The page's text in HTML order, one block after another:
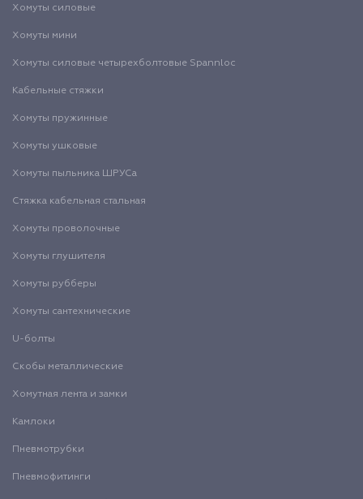
Хомуты силовые
Хомуты мини
Хомуты силовые четырехболтовые Spannloc
Кабельные стяжки
Хомуты пружинные
Хомуты ушковые
Хомуты пыльника ШРУСа
Стяжка кабельная стальная
Хомуты проволочные
Хомуты глушителя
Хомуты рубберы
Хомуты сантехнические
U-болты
Скобы металлические
Хомутная лента и замки
Камлоки
Пневмотрубки
Пневмофитинги